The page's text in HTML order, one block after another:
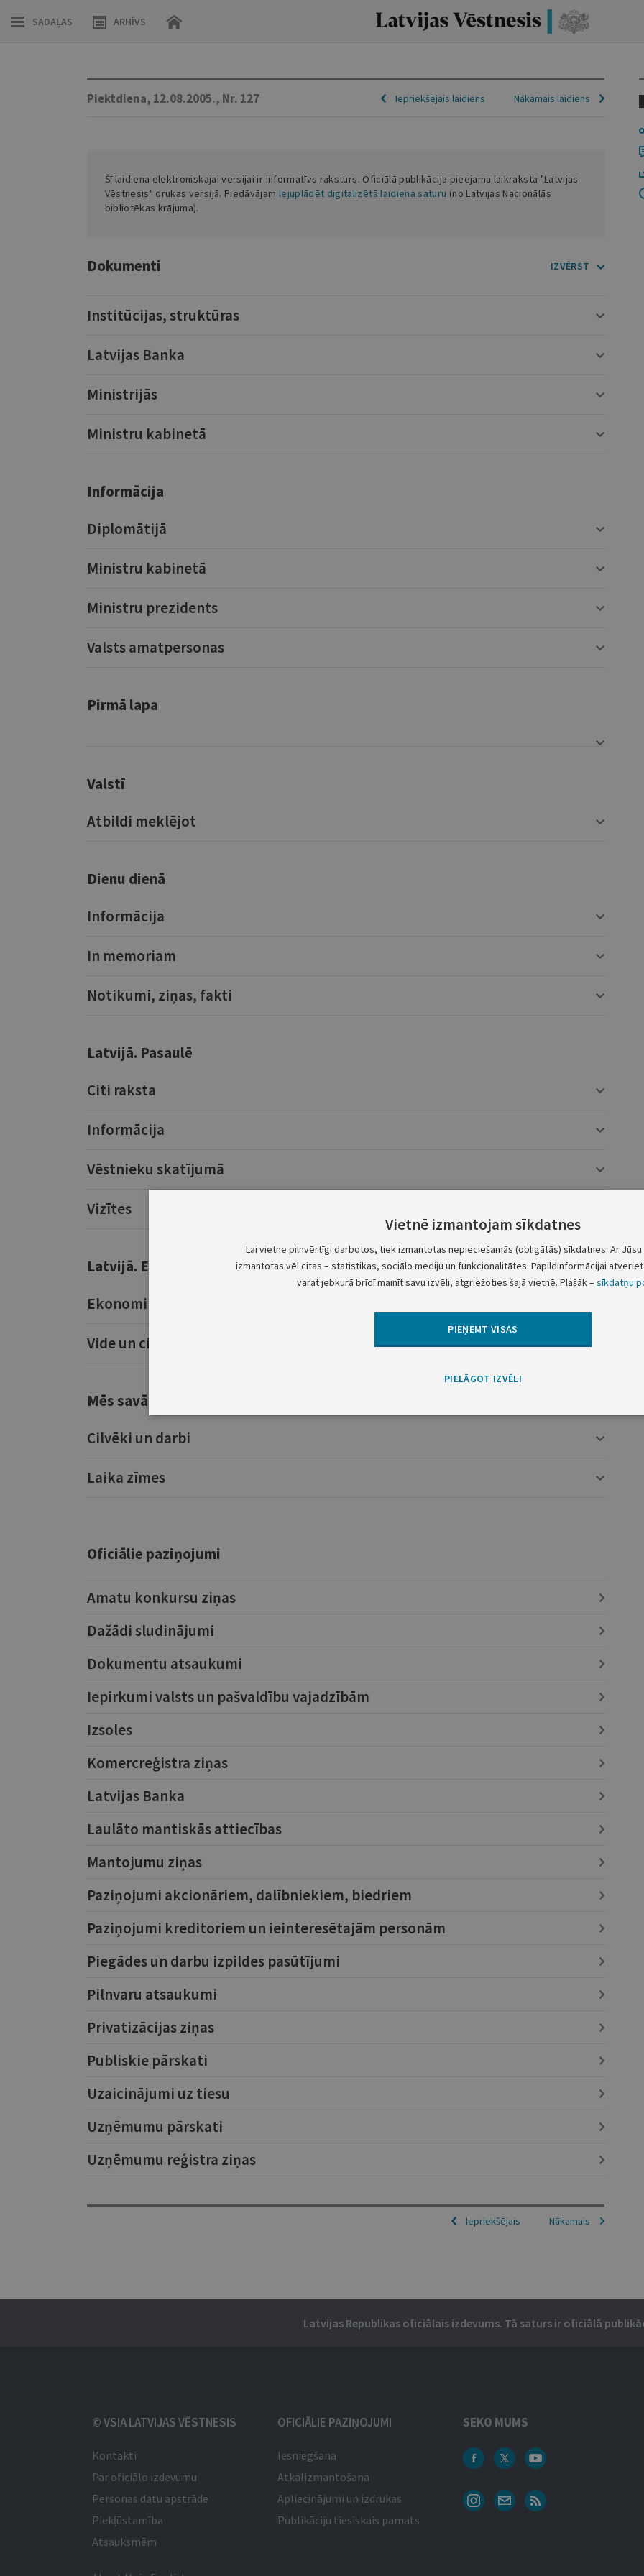
SADAĻAS ARHĪVS
Nākamais laidiens
Iepriekšējais laidiens
Piektdiena, 12.08.2005., Nr. 127
Šī laidiena elektroniskajai versijai ir informatīvs raksturs. Oficiālā publikācija pieejama laikraksta "Latvijas
Vēstnesis" drukas versijā. Piedāvājam lejuplādēt digitalizētā laidiena saturu (no Latvijas Nacionālās
bibliotēkas krājuma).
Dokumenti IZVĒRST
Institūcijas, struktūras
Latvijas Banka
Ministrijās
Ministru kabinetā
Informācija
Diplomātijā
Ministru kabinetā
Ministru prezidents
Valsts amatpersonas
Pirmā lapa
Valstī
Atbildi meklējot
Dienu dienā
Informācija
In memoriam
Notikumi, ziņas, fakti
Latvijā. Pasaulē
Citi raksta
Informācija
Vēstnieku skatījumā
Vizītes
Latvijā. Eiropā
Ekonomika. Finanses
Vide un cilvēki
Mēs savās vērtībās
Cilvēki un darbi
Laika zīmes
Oficiālie paziņojumi
Amatu konkursu ziņas
Dažādi sludinājumi
Dokumentu atsaukumi
Iepirkumi valsts un pašvaldību vajadzībām
Izsoles
Komercreģistra ziņas
Latvijas Banka
Laulāto mantiskās attiecības
Mantojumu ziņas
Paziņojumi akcionāriem, dalībniekiem, biedriem
Paziņojumi kreditoriem un ieinteresētajām personām
Piegādes un darbu izpildes pasūtījumi
Pilnvaru atsaukumi
Privatizācijas ziņas
Publiskie pārskati
Uzaicinājumi uz tiesu
Uzņēmumu pārskati
Uzņēmumu reģistra ziņas
Nākamais
Iepriekšējais
Latvijas Republikas oficiālais izdevums. Tā saturs ir oficiālā
© VSIA LATVIJAS VĒSTNESIS
Kontakti
Par oficiālo izdevumu
Personas datu apstrāde
Piekļūstamība
Atsauksmēm
OFICIĀLIE PAZIŅOJUMI
Iesniegšana
Atkalizmantošana
Apliecinājumi un izdrukas
Publikāciju tiesiskais pamats
SEKO MUMS
Vietnē izmantojam sīkdatnes
Lai vietne pilnvērtīgi darbotos, tiek izmantotas nepieciešamās (obligātās) sīkdatnes. Ar
izmantotas vēl citas – statistikas, sociālo mediju un funkcionalitātes. Papildinformācijai
varat jebkurā brīdī mainīt savu izvēli, atgriežoties šajā vietnē. Plašāk –sīkdatņu
PIEŅEMT VISAS
PIELĀGOT IZVĒLI